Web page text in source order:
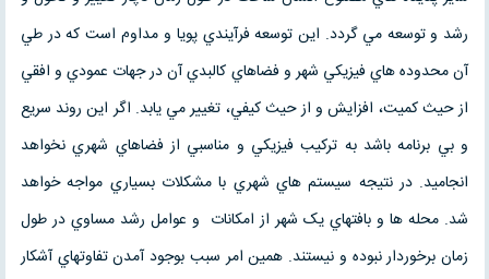
رشد و توسعه مي گردد. اين توسعه فرآيندي پويا و مداوم است که در طي
آن محدوده هاي فيزيکي شهر و فضاهاي کالبدي آن در جهات عمودي و افقي
از حيث کميت، افزايش و از حيث کيفي، تغيير مي يابد. اگر اين روند سريع
و بي برنامه باشد به ترکيب فيزيکي و مناسبي از فضاهاي شهري نخواهد
انجاميد. در نتيجه سيستم هاي شهري با مشکلات بسياري مواجه خواهد
شد. محله ها و بافتهاي يک شهر از امکانات و عوامل رشد مساوي در طول
زمان برخوردار نبوده و نيستند. همين امر سبب بوجود آمدن تفاوتهاي آشکار